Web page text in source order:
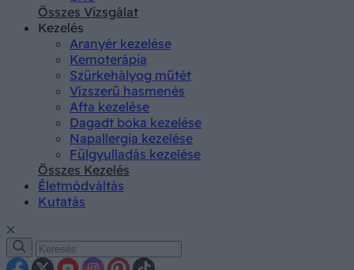
Összes Vizsgálat
Kezelés
Aranyér kezelése
Kemoterápia
Szürkehályog műtét
Vízszerű hasmenés
Afta kezelése
Dagadt boka kezelése
Napallergia kezelése
Fülgyulladás kezelése
Összes Kezelés
Életmódváltás
Kutatás